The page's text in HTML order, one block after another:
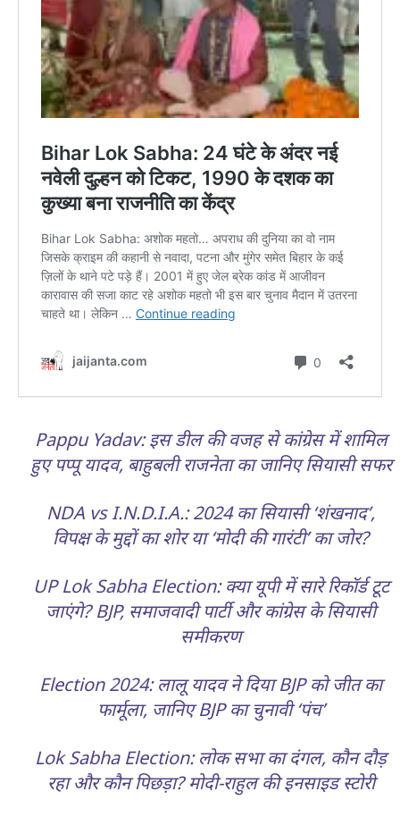
Pappu Yadav: इस डील की वजह से कांग्रेस में शामिल
हुए पप्पू यादव, बाहुबली राजनेता का जानिए सियासी सफर
NDA vs I.N.D.I.A.: 2024 का सियासी ‘शंखनाद’,
विपक्ष के मुद्दों का शोर या ‘मोदी की गारंटी’ का जोर?
UP Lok Sabha Election: क्या यूपी में सारे रिकॉर्ड टूट
जाएंगे? BJP, समाजवादी पार्टी और कांग्रेस के सियासी
समीकरण
Election 2024: लालू यादव ने दिया BJP को जीत का
फार्मूला, जानिए BJP का चुनावी ‘पंच’
Lok Sabha Election: लोक सभा का दंगल, कौन दौड़
रहा और कौन पिछड़ा? मोदी-राहुल की इनसाइड स्टोरी